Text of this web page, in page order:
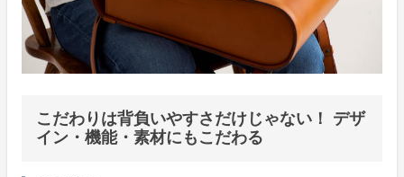
こだわりは背負いやすさだけじゃない！ デザ
イン・機能・素材にもこだわる